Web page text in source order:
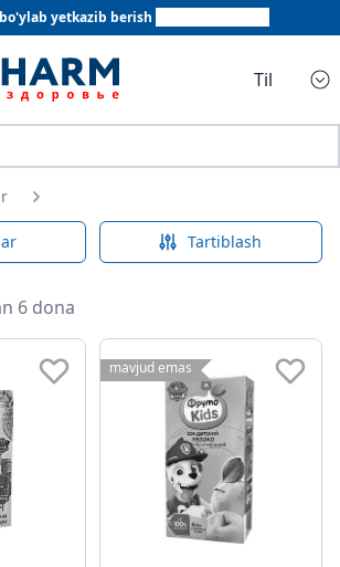
yetkazib berish
Til
Tartiblash
6 dona
mavjud emas